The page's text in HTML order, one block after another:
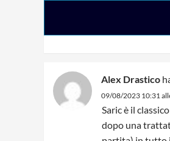
Alex Drastico
09/08/2023 10:31
Saric è il
dopo una